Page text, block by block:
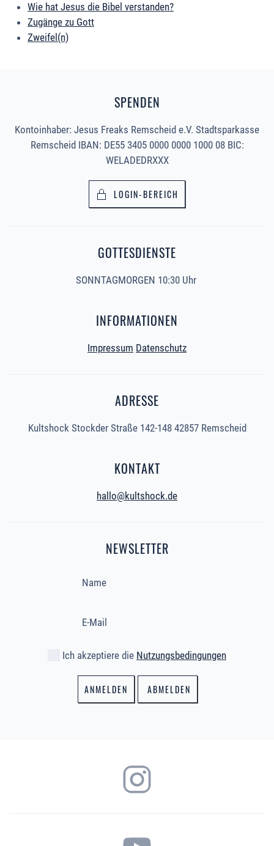
Wie hat Jesus die Bibel verstanden?
Zugänge zu Gott
Zweifel(n)
SPENDEN
Kontoinhaber: Jesus Freaks Remscheid e.V. Stadtsparkasse
Remscheid IBAN: DE55 3405 0000 0000 1000 08 BIC:
WELADEDRXXX
LOGIN-BEREICH
GOTTESDIENSTE
SONNTAGMORGEN 10:30 Uhr
INFORMATIONEN
Impressum Datenschutz
ADRESSE
Kultshock Stockder Straße 142-148 42857 Remscheid
KONTAKT
hallo@kultshock.de
NEWSLETTER
Ich akzeptiere die Nutzungsbedingungen